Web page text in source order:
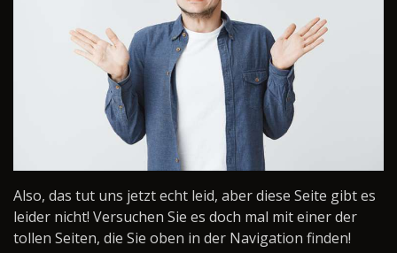
Also, das tut uns jetzt echt leid, aber diese Seite gibt es
leider nicht! Versuchen Sie es doch mal mit einer der
tollen Seiten, die Sie oben in der Navigation finden!